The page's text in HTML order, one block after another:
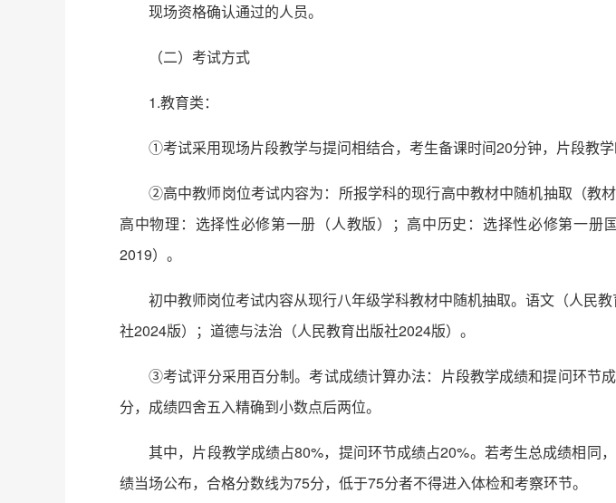
现场资格确认通过的人员。
（二）考试方式
1.教育类：
①考试采用现场片段教学与提问相结合，考生备课时间20分钟，片段教学
②高中教师岗位考试内容为：所报学科的‌现行高中教材‌中随机抽取（教
高中物理：选择性必修第一册（人教版）；高中历史：选择性必修第一
2019）。
初中教师岗位考试内容从现行八年级学科教材中随机抽取。语文（人民
社2024版）；道德与法治（人民教育出版社2024版）。
③考试评分采用百分制。考试成绩计算办法：片段教学成绩和提问环节
分，成绩四舍五入精确到小数点后两位。
其中，片段教学成绩占80%，提问环节成绩占20%。若考生总成绩相同
绩当场公布，合格分数线为75分，低于75分者不得进入体检和考察环节。